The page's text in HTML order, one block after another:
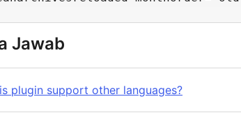
Jawab
plugin support other languages?